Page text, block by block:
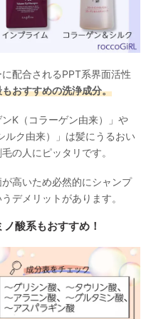
配合されるPPT系界面活性
おすすめの洗浄成分。
K（コラーゲン由来）」や
ルク由来）」は髪にうるおい
の人にピッタリです。
高いため必然的にシャンプ
デメリットがあります。
酸系もおすすめ！